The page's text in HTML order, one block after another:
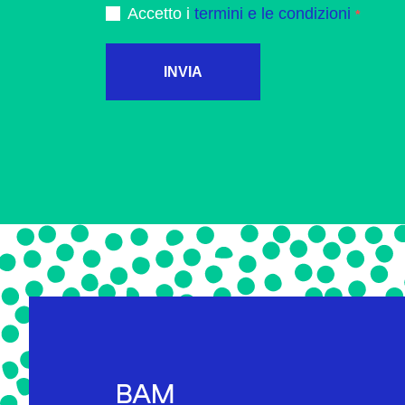
Accetto i termini e le condizioni
INVIA
BAM